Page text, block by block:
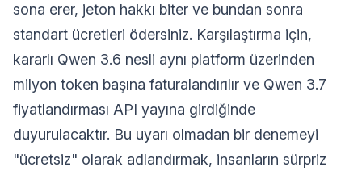
sona erer, jeton hakkı biter ve bundan sonra
standart ücretleri ödersiniz. Karşılaştırma için,
kararlı Qwen 3.6 nesli aynı platform üzerinden
milyon token başına faturalandırılır ve Qwen 3.7
fiyatlandırması API yayına girdiğinde
duyurulacaktır. Bu uyarı olmadan bir denemeyi
"ücretsiz" olarak adlandırmak, insanların sürpriz